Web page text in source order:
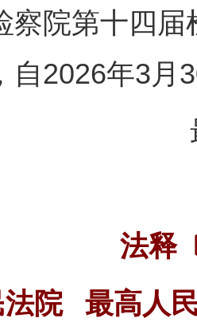
察院第十四
自2026年3月
法释
院 最高人